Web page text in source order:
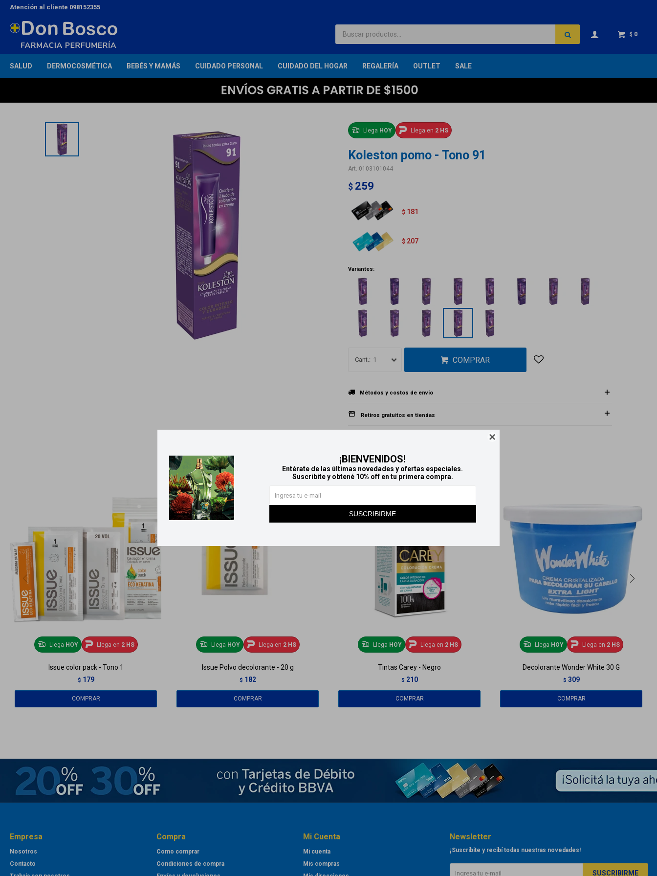

¡BIENVENIDOS!
Entérate de las últimas novedades y ofertas especiales.
Suscribite y obtené 10% off en tu primera compra.
SUSCRIBIRME
SALUD DERMOCOSMÉTICA BEBÉS Y MAMÁS CUIDADO PERSONAL CUIDADO DEL HOGAR REGALERÍA OUTLET SALE
$ 0
Atención al cliente 098152355
Llega HOY Llega en 2 HS
Koleston pomo - Tono 91
0103101044
$ 259
$ 181
$ 207
Variantes:
1 COMPRAR
Métodos y costos de envío
Retiros gratuitos en tiendas
Llega HOY Llega en 2 HS
Issue color pack - Tono 1
$ 179
Llega HOY Llega en 2 HS
Issue Polvo decolorante - 20 g
$ 182
Llega HOY Llega en 2 HS
Tintas Carey - Negro
$ 210
Llega HOY Llega en 2 HS
Decolorante Wonder White 30 G
$ 309
Empresa
Nosotros
Contacto
Compra
Como comprar
Condiciones de compra
Mi Cuenta
Mi cuenta
Mis compras
Newsletter
¡Suscribite y recibí todas nuestras novedades!
SUSCRIBIRME